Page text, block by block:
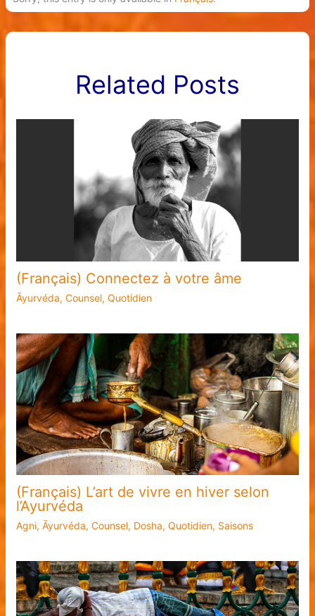
Related Posts
(Français) Connectez à votre âme
Āyurvéda, Counsel, Quotidien
(Français) L’art de vivre en hiver selon
l’Ayurvéda
Agni, Āyurvéda, Counsel, Dosha, Quotidien, Saisons